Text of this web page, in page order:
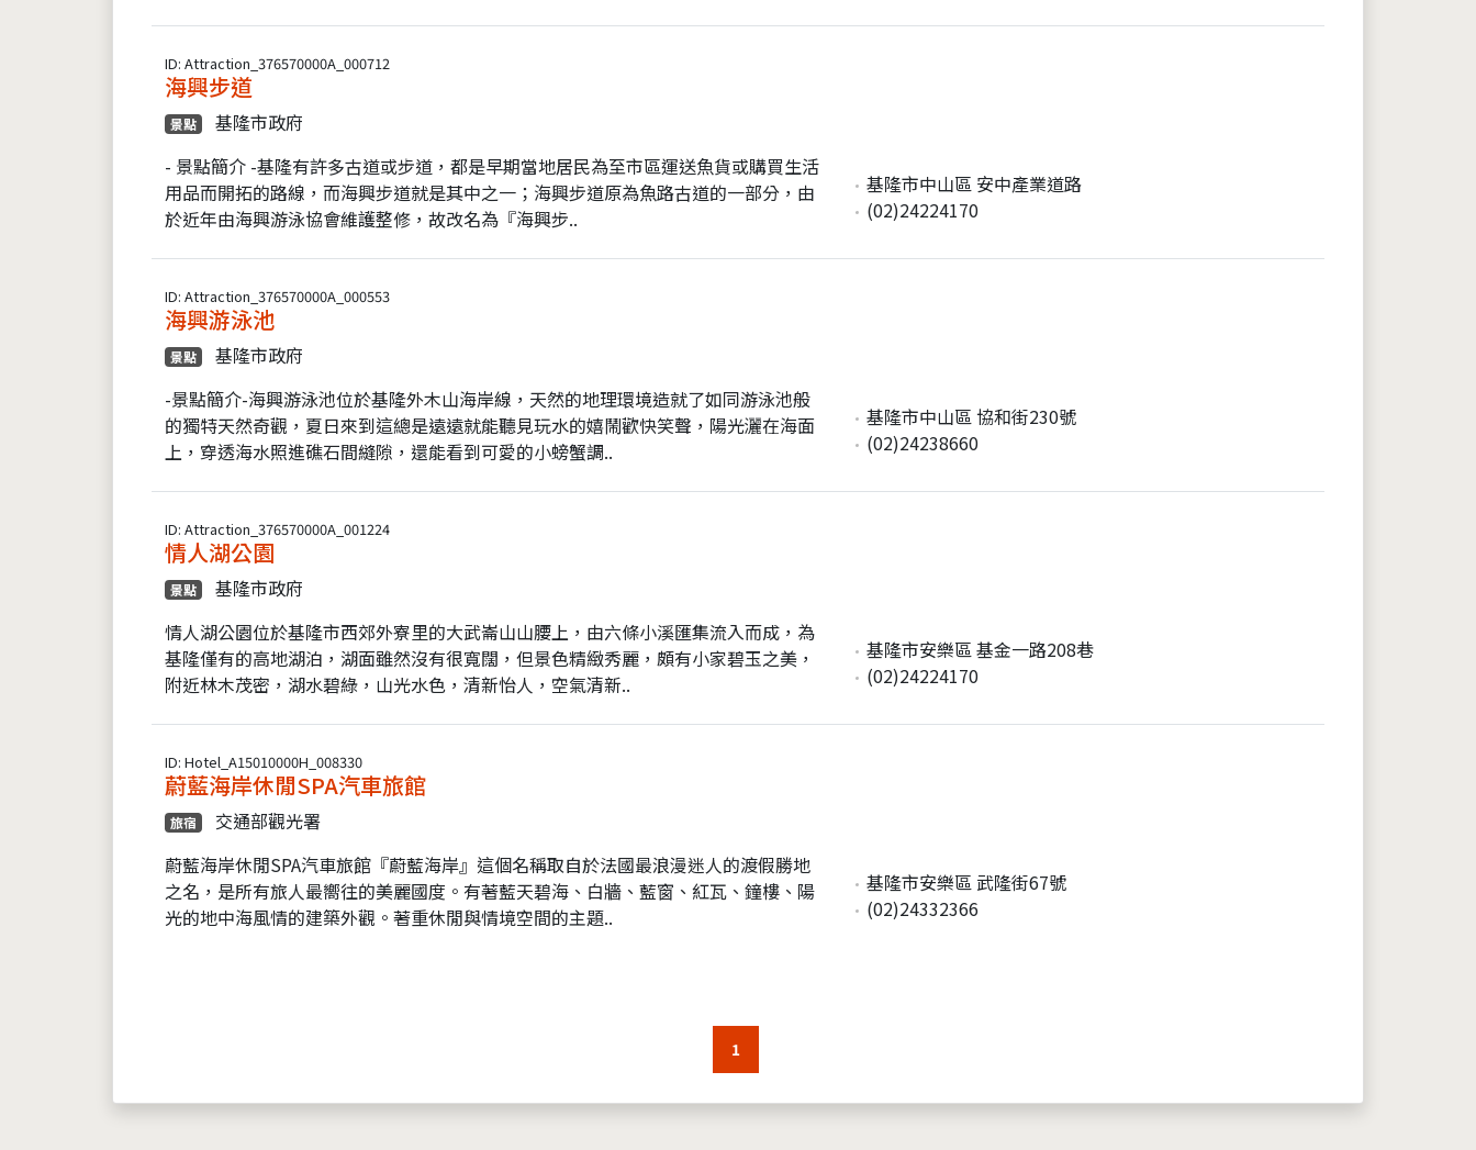
ID: Attraction_376570000A_000712
海興步道
景點
基隆市政府
- 景點簡介 -基隆有許多古道或步道，都是早期當地居民為至市區運送魚貨或購買生活
用品而開拓的路線，而海興步道就是其中之一；海興步道原為魚路古道的一部分，由
於近年由海興游泳協會維護整修，故改名為『海興步..
基隆市中山區 安中產業道路
(02)24224170
ID: Attraction_376570000A_000553
海興游泳池
景點
基隆市政府
-景點簡介-海興游泳池位於基隆外木山海岸線，天然的地理環境造就了如同游泳池般
的獨特天然奇觀，夏日來到這總是遠遠就能聽見玩水的嬉鬧歡快笑聲，陽光灑在海面
上，穿透海水照進礁石間縫隙，還能看到可愛的小螃蟹調..
基隆市中山區 協和街230號
(02)24238660
ID: Attraction_376570000A_001224
情人湖公園
景點
基隆市政府
情人湖公園位於基隆市西郊外寮里的大武崙山山腰上，由六條小溪匯集流入而成，為
基隆僅有的高地湖泊，湖面雖然沒有很寬闊，但景色精緻秀麗，頗有小家碧玉之美，
附近林木茂密，湖水碧綠，山光水色，清新怡人，空氣清新..
基隆市安樂區 基金一路208巷
(02)24224170
ID: Hotel_A15010000H_008330
蔚藍海岸休閒SPA汽車旅館
旅宿
交通部觀光署
蔚藍海岸休閒SPA汽車旅館『蔚藍海岸』這個名稱取自於法國最浪漫迷人的渡假勝地
之名，是所有旅人最嚮往的美麗國度。有著藍天碧海、白牆、藍窗、紅瓦、鐘樓、陽
光的地中海風情的建築外觀。著重休閒與情境空間的主題..
基隆市安樂區 武隆街67號
(02)24332366
1